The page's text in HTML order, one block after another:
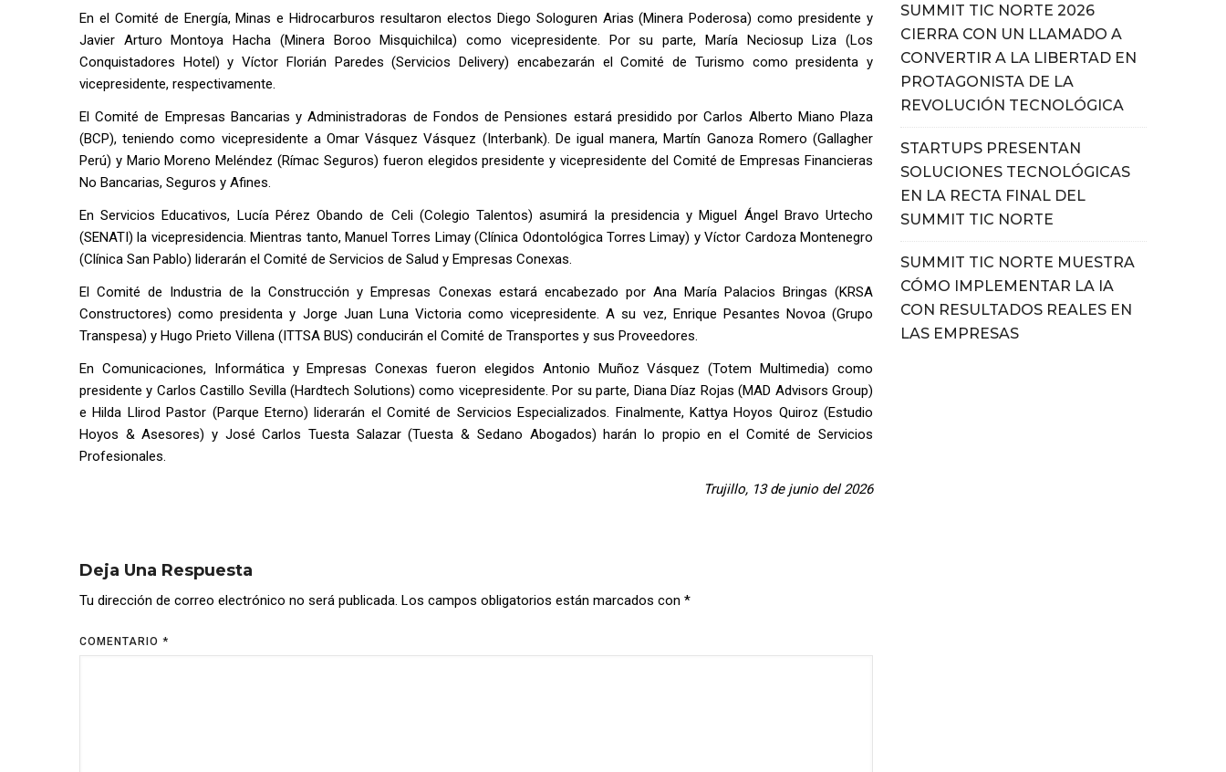
En el Comité de Energía, Minas e Hidrocarburos resultaron electos Diego Sologuren Arias (Minera Poderosa) como presidente y
Javier Arturo Montoya Hacha (Minera Boroo Misquichilca) como vicepresidente. Por su parte, María Neciosup Liza (Los
Conquistadores Hotel) y Víctor Florián Paredes (Servicios Delivery) encabezarán el Comité de Turismo como presidenta y
vicepresidente, respectivamente.
El Comité de Empresas Bancarias y Administradoras de Fondos de Pensiones estará presidido por Carlos Alberto Miano Plaza
(BCP), teniendo como vicepresidente a Omar Vásquez Vásquez (Interbank). De igual manera, Martín Ganoza Romero (Gallagher
Perú) y Mario Moreno Meléndez (Rímac Seguros) fueron elegidos presidente y vicepresidente del Comité de Empresas Financieras
No Bancarias, Seguros y Afines.
En Servicios Educativos, Lucía Pérez Obando de Celi (Colegio Talentos) asumirá la presidencia y Miguel Ángel Bravo Urtecho
(SENATI) la vicepresidencia. Mientras tanto, Manuel Torres Limay (Clínica Odontológica Torres Limay) y Víctor Cardoza Montenegro
(Clínica San Pablo) liderarán el Comité de Servicios de Salud y Empresas Conexas.
El Comité de Industria de la Construcción y Empresas Conexas estará encabezado por Ana María Palacios Bringas (KRSA
Constructores) como presidenta y Jorge Juan Luna Victoria como vicepresidente. A su vez, Enrique Pesantes Novoa (Grupo
Transpesa) y Hugo Prieto Villena (ITTSA BUS) conducirán el Comité de Transportes y sus Proveedores.
En Comunicaciones, Informática y Empresas Conexas fueron elegidos Antonio Muñoz Vásquez (Totem Multimedia) como
presidente y Carlos Castillo Sevilla (Hardtech Solutions) como vicepresidente. Por su parte, Diana Díaz Rojas (MAD Advisors Group)
e Hilda Llirod Pastor (Parque Eterno) liderarán el Comité de Servicios Especializados. Finalmente, Kattya Hoyos Quiroz (Estudio
Hoyos & Asesores) y José Carlos Tuesta Salazar (Tuesta & Sedano Abogados) harán lo propio en el Comité de Servicios
Profesionales.
Trujillo, 13 de junio del 2026
Deja Una Respuesta
Tu dirección de correo electrónico no será publicada. Los campos obligatorios están marcados con *
COMENTARIO *
SUMMIT TIC NORTE 2026
CIERRA CON UN LLAMADO A
CONVERTIR A LA LIBERTAD EN
PROTAGONISTA DE LA
REVOLUCIÓN TECNOLÓGICA
STARTUPS PRESENTAN
SOLUCIONES TECNOLÓGICAS
EN LA RECTA FINAL DEL
SUMMIT TIC NORTE
SUMMIT TIC NORTE MUESTRA
CÓMO IMPLEMENTAR LA IA
CON RESULTADOS REALES EN
LAS EMPRESAS